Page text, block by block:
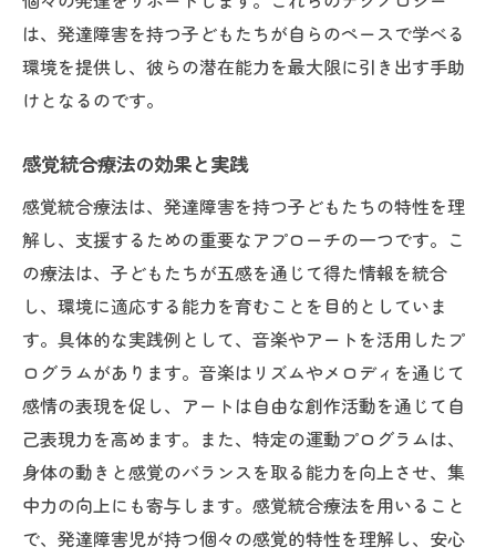
は、発達障害を持つ子どもたちが自らのペースで学べる
環境を提供し、彼らの潜在能力を最大限に引き出す手助
けとなるのです。
感覚統合療法の効果と実践
感覚統合療法は、発達障害を持つ子どもたちの特性を理
解し、支援するための重要なアプローチの一つです。こ
の療法は、子どもたちが五感を通じて得た情報を統合
し、環境に適応する能力を育むことを目的としていま
す。具体的な実践例として、音楽やアートを活用したプ
ログラムがあります。音楽はリズムやメロディを通じて
感情の表現を促し、アートは自由な創作活動を通じて自
己表現力を高めます。また、特定の運動プログラムは、
身体の動きと感覚のバランスを取る能力を向上させ、集
中力の向上にも寄与します。感覚統合療法を用いること
で、発達障害児が持つ個々の感覚的特性を理解し、安心